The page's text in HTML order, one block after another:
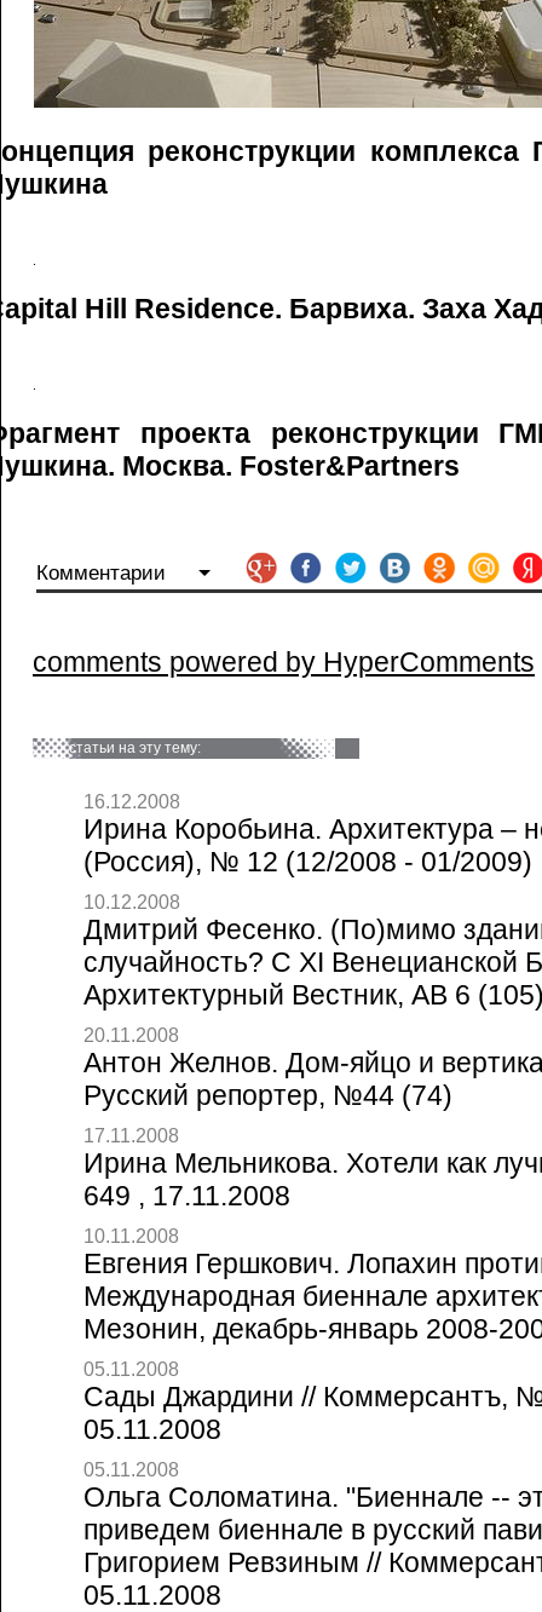
реконструкции
Hill Residence. Барвиха. Заха
проекта реконструкции
Москва. Foster&Partners
Комментарии
comments powered by HyperComments
статьи на эту тему:
16.12.2008
Ирина Коробьина. Архитектура –
(Россия), № 12 (12/2008 - 01/2009)
10.12.2008
Дмитрий Фесенко. (По)мимо
случайность? С XI Венецианской
Архитектурный Вестник, АВ 6
20.11.2008
Антон Желнов. Дом-яйцо и
Русский репортер, №44 (74)
17.11.2008
Ирина Мельникова. Хотели как
649 , 17.11.2008
10.11.2008
Евгения Гершкович. Лопахин
Международная биеннале
Мезонин, декабрь-январь 2008-
05.11.2008
Сады Джардини // Коммерсантъ,
05.11.2008
05.11.2008
Ольга Соломатина. "Биеннале --
приведем биеннале в русский
Григорием Ревзиным //
05.11.2008